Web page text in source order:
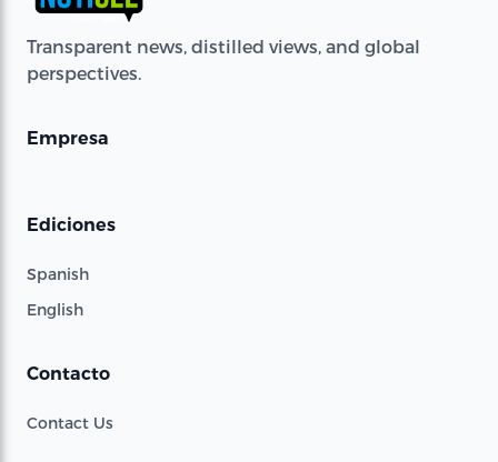
Transparent news, distilled views, and global
perspectives.
Empresa
Ediciones
Spanish
English
Contacto
Contact Us